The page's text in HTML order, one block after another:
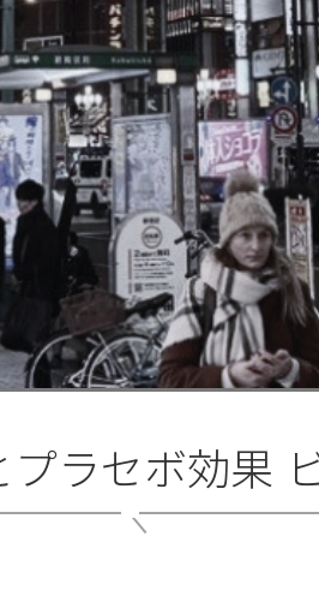
ラセボ効果